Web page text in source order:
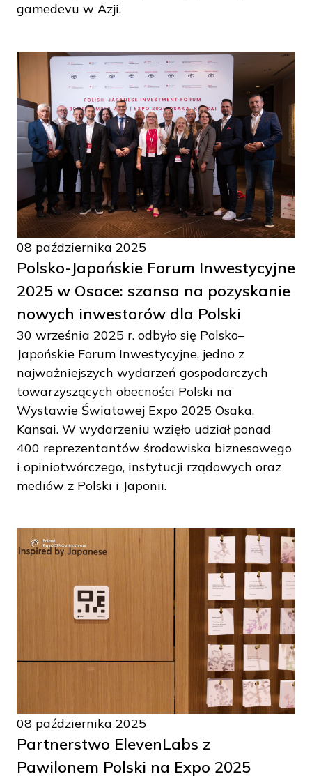
gamedevu w Azji.
08 października 2025
Polsko-Japońskie Forum Inwestycyjne
2025 w Osace: szansa na pozyskanie
nowych inwestorów dla Polski
30 września 2025 r. odbyło się Polsko–
Japońskie Forum Inwestycyjne, jedno z
najważniejszych wydarzeń gospodarczych
towarzyszących obecności Polski na
Wystawie Światowej Expo 2025 Osaka,
Kansai. W wydarzeniu wzięło udział ponad
400 reprezentantów środowiska biznesowego
i opiniotwórczego, instytucji rządowych oraz
mediów z Polski i Japonii.
08 października 2025
Partnerstwo ElevenLabs z
Pawilonem Polski na Expo 2025